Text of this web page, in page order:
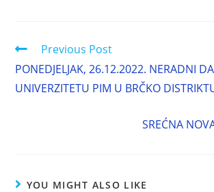
Previous Post
PONEDJELJAK, 26.12.2022. NERADNI
UNIVERZITETU PIM U BRČKO
SREĆNA
YOU MIGHT ALSO LIKE